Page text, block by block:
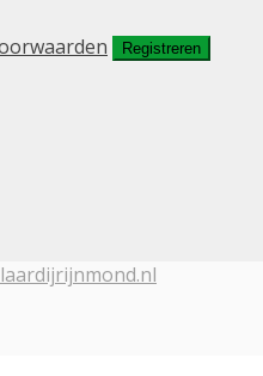
Registreren